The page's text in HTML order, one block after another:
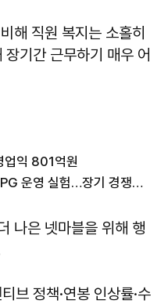
해 직원 복지는 소홀히
기간 근무하기 매우 어
업익 801억원
넷마블, '솔: 인챈트'로 MMORPG 운영 실험…장기 경쟁력 검증 나선다
나은 넷마블을 위해 행
브 정책·연봉 인상률·수